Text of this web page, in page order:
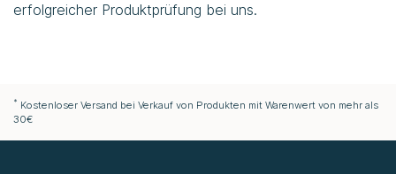
erfolgreicher Produktprüfung bei uns.
* Kostenloser Versand bei Verkauf von Produkten mit Warenwert von mehr als
30€